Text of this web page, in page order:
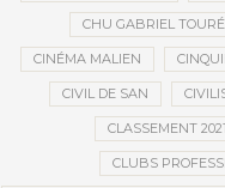
CHU GABRIEL TOURÉ
CINÉMA MALIEN
CIVIL DE SAN
CLASSEMENT 2021
CLUBS